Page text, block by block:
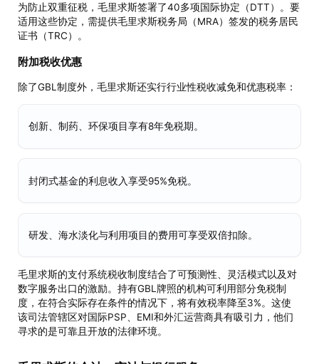
为防止双重征税，毛里求斯签署了40多项国际协定（DTT）。要
适用这些协定，需提供毛里求斯税务局（MRA）签发的税务居民
证书（TRC）。
附加税收优惠
除了GBL制度外，毛里求斯还实行行业性税收减免和优惠税率：
创新、制药、环保项目享有8年免税期。
封闭式基金的利息收入享受95%免税。
研发、海水淡化与利用项目的费用可享受双倍扣除。
毛里求斯的支付系统税收制度结合了可预测性、灵活模式以及对
数字服务出口的激励。持有GBL牌照的机构可利用部分免税制
度，在符合实际存在条件的情况下，将有效税率降至3%。这使
该司法管辖区对国际PSP、EMI和外汇运营商具有吸引力，他们
寻求的是可靠且开放的法律环境。